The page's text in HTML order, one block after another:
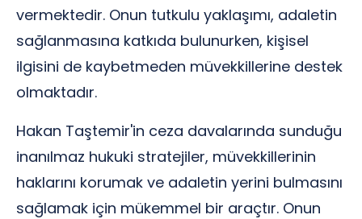
vermektedir. Onun tutkulu yaklaşımı, adaletin
sağlanmasına katkıda bulunurken, kişisel
ilgisini de kaybetmeden müvekkillerine destek
olmaktadır.
Hakan Taştemir'in ceza davalarında sunduğu
inanılmaz hukuki stratejiler, müvekkillerinin
haklarını korumak ve adaletin yerini bulmasını
sağlamak için mükemmel bir araçtır. Onun